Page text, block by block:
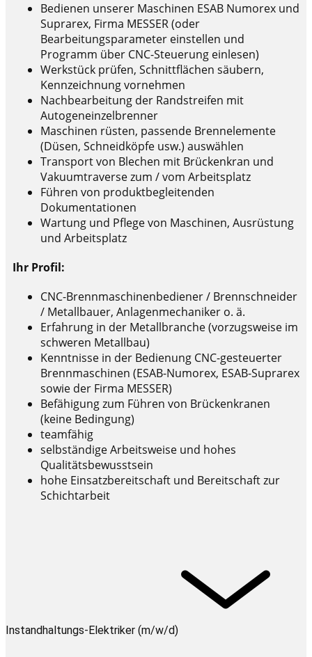
Bedienen unserer Maschinen ESAB Numorex und
Suprarex, Firma MESSER (oder
Bearbeitungsparameter einstellen und
Programm über CNC-Steuerung einlesen)
Werkstück prüfen, Schnittflächen säubern,
Kennzeichnung vornehmen
Nachbearbeitung der Randstreifen mit
Autogeneinzelbrenner
Maschinen rüsten, passende Brennelemente
(Düsen, Schneidköpfe usw.) auswählen
Transport von Blechen mit Brückenkran und
Vakuumtraverse zum / vom Arbeitsplatz
Führen von produktbegleitenden
Dokumentationen
Wartung und Pflege von Maschinen, Ausrüstung
und Arbeitsplatz
Ihr Profil:
CNC-Brennmaschinenbediener / Brennschneider
/ Metallbauer, Anlagenmechaniker o. ä.
Erfahrung in der Metallbranche (vorzugsweise im
schweren Metallbau)
Kenntnisse in der Bedienung CNC-gesteuerter
Brennmaschinen (ESAB-Numorex, ESAB-Suprarex
sowie der Firma MESSER)
Befähigung zum Führen von Brückenkranen
(keine Bedingung)
teamfähig
selbständige Arbeitsweise und hohes
Qualitätsbewusstsein
hohe Einsatzbereitschaft und Bereitschaft zur
Schichtarbeit
Instandhaltungs-Elektriker (m/w/d)